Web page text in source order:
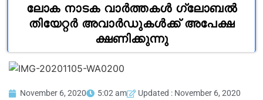
ലോക നാടക വാർത്തകൾ ഗ്ലോബൽ
തിയേറ്റർ അവാർഡുകൾക്ക് അപേക്ഷ
ക്ഷണിക്കുന്നു
November 6, 2020 5:02 am
Updated : November 6, 2020